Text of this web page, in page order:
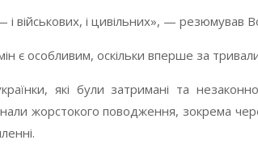
військових, і цивільних», — резюмував
є особливим, оскільки вперше за
які були затримані та
жорстокого поводження, зокрема